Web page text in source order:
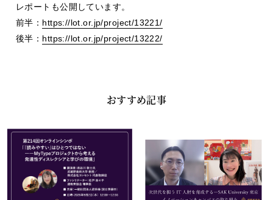
レポートも公開しています。
前半： https://lot.or.jp/project/13221/
後半： https://lot.or.jp/project/13222/
おすすめ記事